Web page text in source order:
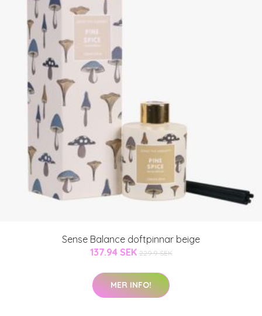
Sense Balance doftpinnar beige
137.94 SEK 229.9 SEK
MER INFO!